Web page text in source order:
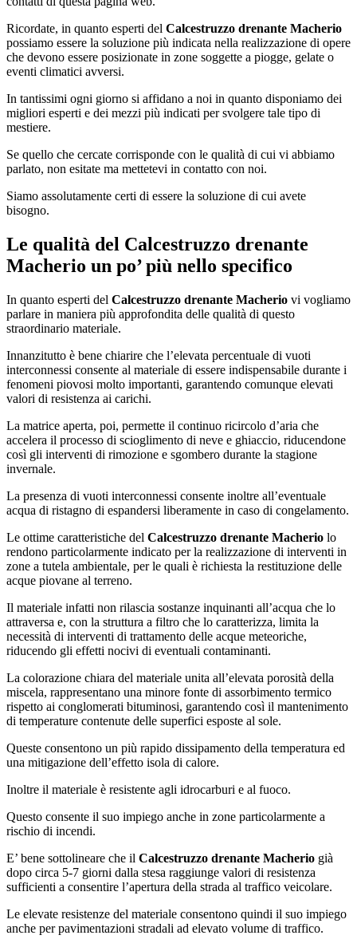
Ricordate, in quanto esperti del Calcestruzzo drenante Macherio
possiamo essere la soluzione più indicata nella realizzazione di opere
che devono essere posizionate in zone soggette a piogge, gelate o
eventi climatici avversi.
In tantissimi ogni giorno si affidano a noi in quanto disponiamo dei
migliori esperti e dei mezzi più indicati per svolgere tale tipo di
mestiere.
Se quello che cercate corrisponde con le qualità di cui vi abbiamo
parlato, non esitate ma mettetevi in contatto con noi.
Siamo assolutamente certi di essere la soluzione di cui avete
bisogno.
Le qualità del Calcestruzzo drenante
Macherio un po’ più nello specifico
In quanto esperti del Calcestruzzo drenante Macherio vi vogliamo
parlare in maniera più approfondita delle qualità di questo
straordinario materiale.
Innanzitutto è bene chiarire che l’elevata percentuale di vuoti
interconnessi consente al materiale di essere indispensabile durante i
fenomeni piovosi molto importanti, garantendo comunque elevati
valori di resistenza ai carichi.
La matrice aperta, poi, permette il continuo ricircolo d’aria che
accelera il processo di scioglimento di neve e ghiaccio, riducendone
così gli interventi di rimozione e sgombero durante la stagione
invernale.
La presenza di vuoti interconnessi consente inoltre all’eventuale
acqua di ristagno di espandersi liberamente in caso di congelamento.
Le ottime caratteristiche del Calcestruzzo drenante Macherio lo
rendono particolarmente indicato per la realizzazione di interventi in
zone a tutela ambientale, per le quali è richiesta la restituzione delle
acque piovane al terreno.
Il materiale infatti non rilascia sostanze inquinanti all’acqua che lo
attraversa e, con la struttura a filtro che lo caratterizza, limita la
necessità di interventi di trattamento delle acque meteoriche,
riducendo gli effetti nocivi di eventuali contaminanti.
La colorazione chiara del materiale unita all’elevata porosità della
miscela, rappresentano una minore fonte di assorbimento termico
rispetto ai conglomerati bituminosi, garantendo così il mantenimento
di temperature contenute delle superfici esposte al sole.
Queste consentono un più rapido dissipamento della temperatura ed
una mitigazione dell’effetto isola di calore.
Inoltre il materiale è resistente agli idrocarburi e al fuoco.
Questo consente il suo impiego anche in zone particolarmente a
rischio di incendi.
E’ bene sottolineare che il Calcestruzzo drenante Macherio già
dopo circa 5-7 giorni dalla stesa raggiunge valori di resistenza
sufficienti a consentire l’apertura della strada al traffico veicolare.
Le elevate resistenze del materiale consentono quindi il suo impiego
anche per pavimentazioni stradali ad elevato volume di traffico.